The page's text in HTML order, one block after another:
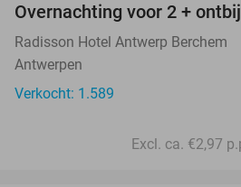
Overnachting voor 2 +
Radisson Hotel Antwerp Berchem
Antwerpen
Verkocht: 1.589
Excl. ca. €2,97